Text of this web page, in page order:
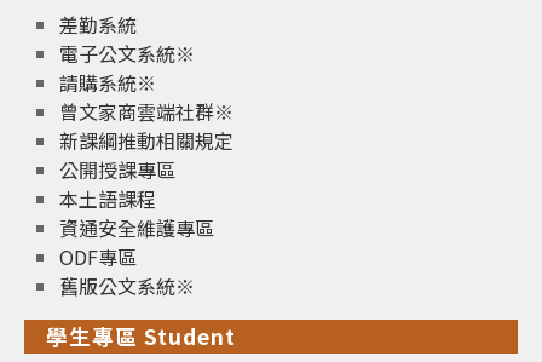
差勤系統
電子公文系統※
請購系統※
曾文家商雲端社群※
新課綱推動相關規定
公開授課專區
本土語課程
資通安全維護專區
ODF專區
舊版公文系統※
學生專區 Student